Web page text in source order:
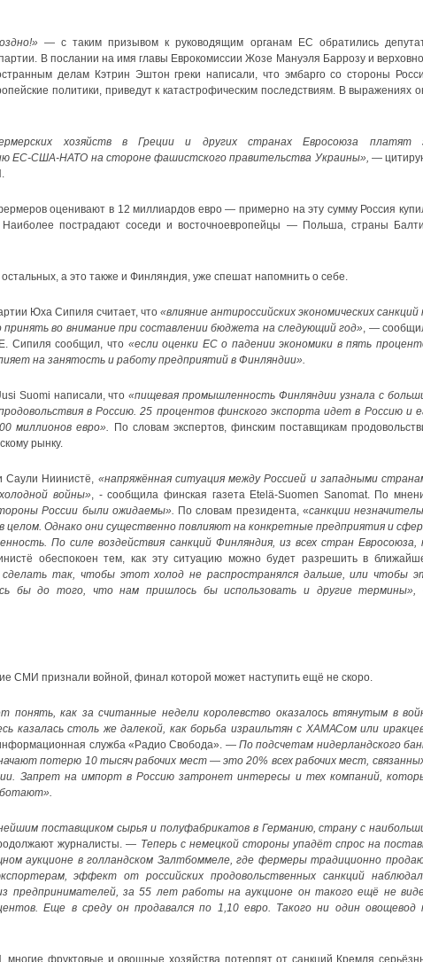
— с таким призывом к руководящим органам ЕС обратились
В послании на имя главы Еврокомиссии Жозе Мануэля Баррозу и
делам Кэтрин Эштон греки написали, что эмбарго со стороны
политики, приведут к катастрофическим последствиям. В выражениях
хозяйств в Греции и других странах Евросоюза платят
ЕС-США-НАТО на стороне фашистского правительства Украины», —
оценивают в 12 миллиардов евро — примерно на эту сумму Россия
Наиболее пострадают соседи и восточноевропейцы — Польша, страны
а это также и Финляндия, уже спешат напомнить о себе.
Юха Сипиля считает, что «влияние антироссийских экономических санкций
принять во внимание при составлении бюджета на следующий год», —
Сипиля сообщил, что «если оценки ЕС о падении экономики в пять
на занятость и работу предприятий в Финляндии».
Suomi написали, что«пищевая промышленность Финляндии узнала с
в Россию. 25 процентов финского экспорта идет в Россию и
миллионов евро».
По словам экспертов, финским поставщикам
рынку.
Саули Ниинистё, «напряжённая ситуация между Россией и западными
войны», - сообщила финская газета Etelä-Suomen Sanomat. По
России были ожидаемы». По словам президента, «санкции
целом. Однако они существенно повлияют на конкретные предприятия и
По силе воздействия санкций Финляндия, из всех стран Евросоюза,
обеспокоен тем, как эту ситуацию можно будет разрешить в
сделать так, чтобы этот холод не распространялся дальше, или чтобы
бы до того, что нам пришлось бы использовать и другие термины»,
СМИ признали войной, финал которой может наступить ещё не скоро.
понять, как за считанные недели королевство оказалось втянутым в
казалась столь же далекой, как борьба израильтян с ХАМАСом или
служба «Радио Свобода». — По подсчетам нидерландского
потерю 10 тысяч рабочих мест — это 20% всех рабочих мест,
Запрет на импорт в Россию затронет интересы и тех компаний,
поставщиком сырья и полуфабрикатов в Германию, страну с
журналисты. — Теперь с немецкой стороны упадёт спрос на
аукционе в голландском Залтбоммеле, где фермеры традиционно
эффект от российских продовольственных санкций
предпринимателей, за 55 лет работы на аукционе он такого ещё не
Еще в среду он продавался по 1,10 евро. Такого ни один овощевод
фруктовые и овощные хозяйства потерпят от санкций Кремля